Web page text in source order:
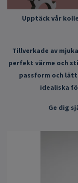
Upptäck vår
Tillverkade av
perfekt värme och
passform och
idealiska
Ge dig